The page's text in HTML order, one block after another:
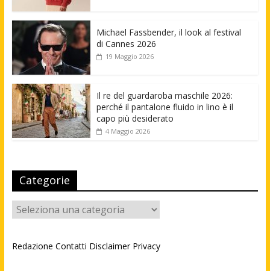
Michael Fassbender, il look al festival
di Cannes 2026
19 Maggio 2026
Il re del guardaroba maschile 2026:
perché il pantalone fluido in lino è il
capo più desiderato
4 Maggio 2026
Categorie
Categorie
Redazione Contatti Disclaimer Privacy